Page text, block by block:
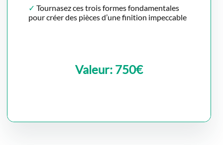
✓ Tournasez ces trois formes fondamentales
pour créer des pièces d’une finition impeccable
Valeur: 750€